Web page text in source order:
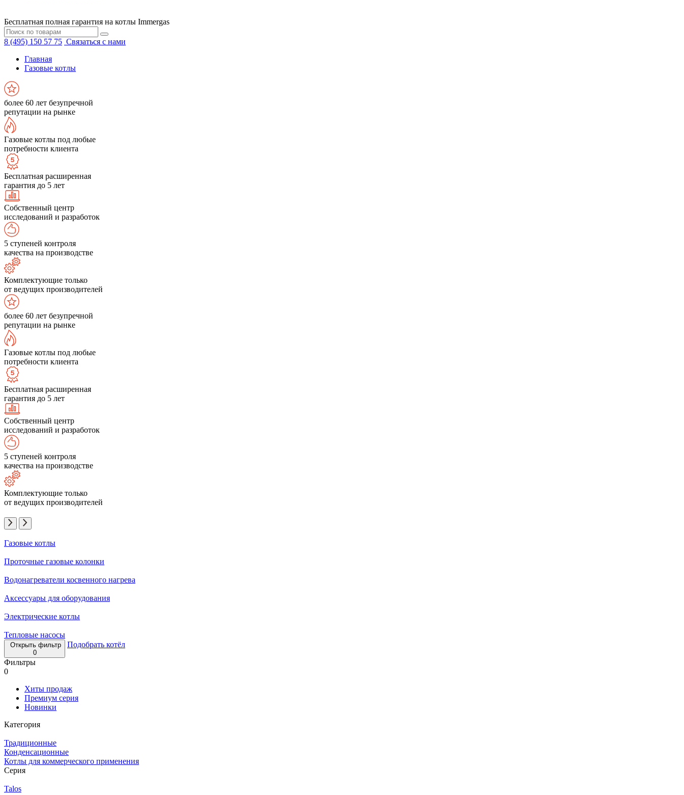
Бесплатная полная гарантия на котлы Immergas
8 (495) 150 57 75 Связаться с нами
Главная
Газовые котлы
более 60 лет безупречной
репутации на рынке
Газовые котлы под любые
потребности клиента
Бесплатная расширенная
гарантия до 5 лет
Собственный центр
исследований и разработок
5 ступеней контроля
качества на производстве
Комплектующие только
от ведущих производителей
более 60 лет безупречной
репутации на рынке
Газовые котлы под любые
потребности клиента
Бесплатная расширенная
гарантия до 5 лет
Собственный центр
исследований и разработок
5 ступеней контроля
качества на производстве
Комплектующие только
от ведущих производителей
Газовые котлы
Проточные газовые колонки
Водонагреватели косвенного нагрева
Аксессуары для оборудования
Электрические котлы
Тепловые насосы
Открыть фильтр
0
Подобрать котёл
Фильтры
0
Хиты продаж
Премиум серия
Новинки
Категория
Традиционные
Конденсационные
Котлы для коммерческого применения
Серия
Talos